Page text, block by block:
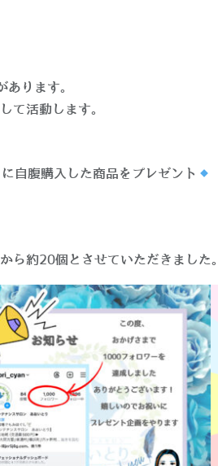
ります。
て活動します。
自腹購入した商品をプレゼント
ら約20個とさせていただきました。